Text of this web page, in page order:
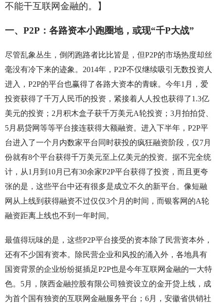
不能干互联网金融的。】
一、P2P：各路资本小跑圈地，或现“千P大战”
尽管乱象丛生，倒闭跑路者比比皆是，但P2P的市场热度却丝
毫没有冷下来的迹象。2014年，P2P不仅继续吸引无数投资人
进入，P2P的平台也赢得了各路大资本的青睐。今年1月，爱
投资获得了千万人民币的投资，紧接着人人投也获得了1.3亿
美元的投资；2月积木盒子获千万美元A轮投资；3月拍拍贷、
5月易贷网等等平台接连获得大额融资。进入下半年，P2P平
台进入了一个月内数家平台同时获投的疯狂融资阶段，仅7月
份就有8个平台获得千万美元至上亿美元的投资。据不完全统
计，从1月到10月已有30余家P2P平台获得了投资，而且更夸
张的是，这些平台中还有很多是成立不久的新平台。像短融
网从上线到获得融资不过仅仅3个月的时间，而银客网的A轮
融资距离上线也不到一年时间。
最值得玩味的是，这些P2P平台接受的资本除了民营资本外，
还有不少国有资本。除民营企业和风投的涌入外，各地具有
国资背景的企业纷纷挺插足P2P也是今年互联网金融的一大特
色。5月，陕西金融控股有限公司独资设立的金开贷上线，成
为首个国有独资的互联网金融服务平台；6月，安徽省供销社